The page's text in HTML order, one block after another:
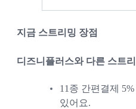
지금 스트리밍 장점
디즈니플러스와 다른 스트
11종 간편결제
있어요.